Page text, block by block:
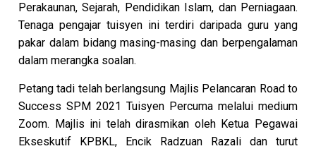
Perakaunan, Sejarah, Pendidikan Islam, dan Perniagaan.
Tenaga pengajar tuisyen ini terdiri daripada guru yang
pakar dalam bidang masing-masing dan berpengalaman
dalam merangka soalan.
Petang tadi telah berlangsung Majlis Pelancaran Road to
Success SPM 2021 Tuisyen Percuma melalui medium
Zoom. Majlis ini telah dirasmikan oleh Ketua Pegawai
Ekseskutif KPBKL, Encik Radzuan Razali dan turut